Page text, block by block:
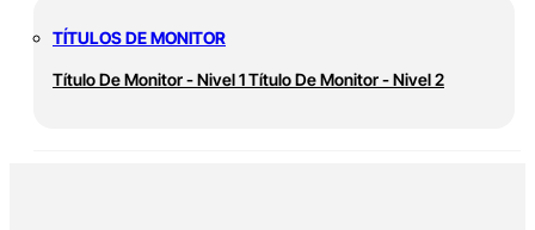
TÍTULOS DE MONITOR
Título De Monitor - Nivel 1Título De Monitor - Nivel 2